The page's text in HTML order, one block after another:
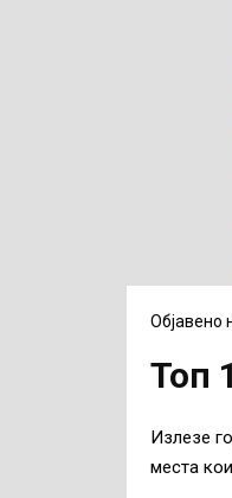
Објавено
Топ
Излезе
места